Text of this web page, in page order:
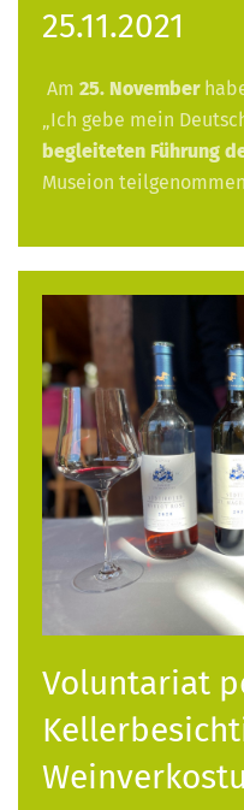
25.11.2021
Am 25. November
„Ich gebe mein
begleiteten Führung
Museion
Voluntariat